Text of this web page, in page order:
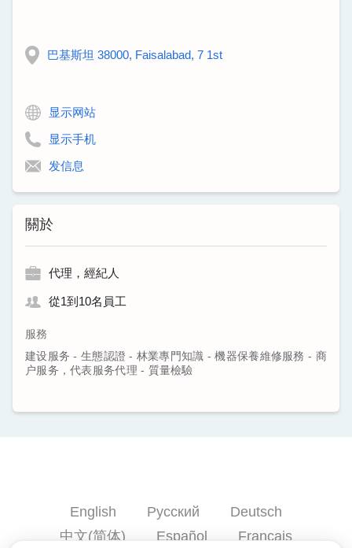
關於
代理，經紀人
從1到10名員工
服務
建设服务 - 生態認證 - 林業專門知識 - 機器保養維修服務 - 商
户服务，代表服务代理 - 質量檢驗
巴基斯坦 38000, Faisalabad, 7 1st
显示网站
显示手机
发信息
English Русский
Deutsch
中文(简体)
Español Français